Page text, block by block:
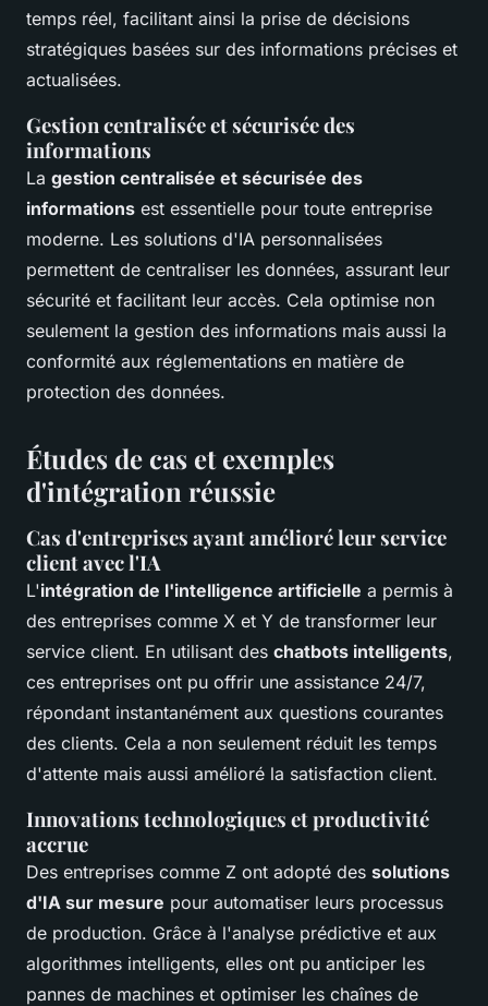
temps réel, facilitant ainsi la prise de décisions
stratégiques basées sur des informations précises et
actualisées.
Gestion centralisée et sécurisée des
informations
La gestion centralisée et sécurisée des
informations est essentielle pour toute entreprise
moderne. Les solutions d'IA personnalisées
permettent de centraliser les données, assurant leur
sécurité et facilitant leur accès. Cela optimise non
seulement la gestion des informations mais aussi la
conformité aux réglementations en matière de
protection des données.
Études de cas et exemples
d'intégration réussie
Cas d'entreprises ayant amélioré leur service
client avec l'IA
L'intégration de l'intelligence artificielle a permis à
des entreprises comme X et Y de transformer leur
service client. En utilisant des chatbots intelligents,
ces entreprises ont pu offrir une assistance 24/7,
répondant instantanément aux questions courantes
des clients. Cela a non seulement réduit les temps
d'attente mais aussi amélioré la satisfaction client.
Innovations technologiques et productivité
accrue
Des entreprises comme Z ont adopté des solutions
d'IA sur mesure pour automatiser leurs processus
de production. Grâce à l'analyse prédictive et aux
algorithmes intelligents, elles ont pu anticiper les
pannes de machines et optimiser les chaînes de